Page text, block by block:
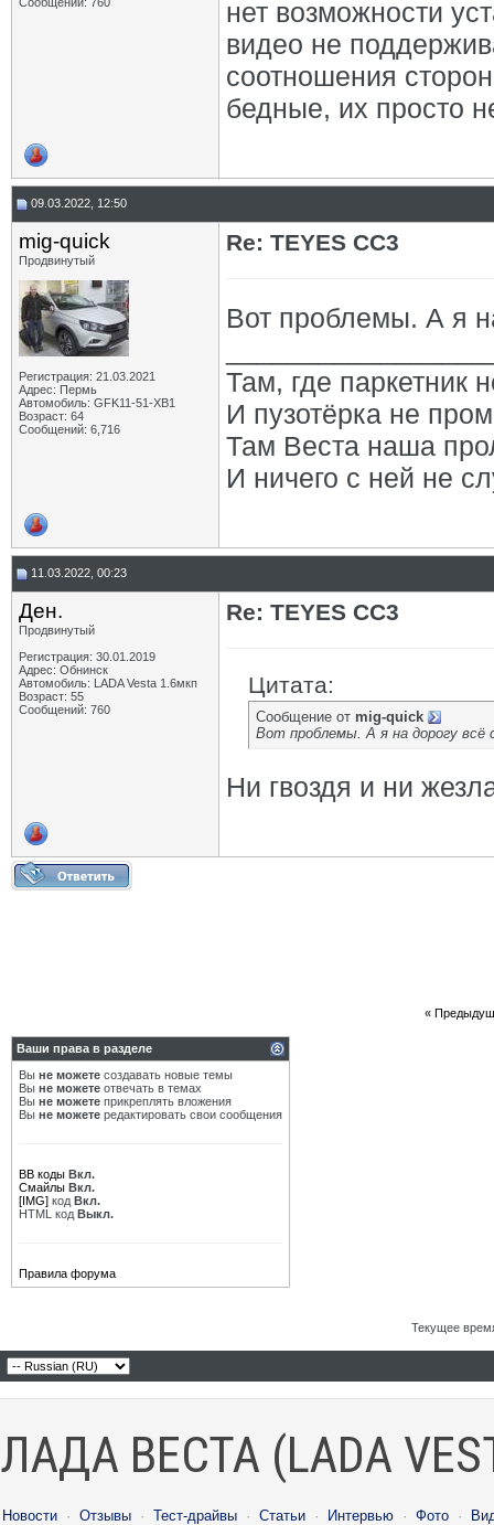
нет возможности
видео не
соотношения
бедные, их просто
09.03.2022, 12:50
mig-quick
Продвинутый
Регистрация: 21.03.2021
Адрес: Пермь
Автомобиль: GFK11-51-ХВ1
Возраст: 64
Сообщений: 6,716
Re: TEYES CC3
Вот проблемы. А я
Там, где паркетник
И пузотёрка не
Там Веста наша
И ничего с ней не
11.03.2022, 00:23
Ден.
Продвинутый
Регистрация: 30.01.2019
Адрес: Обнинск
Автомобиль: LADA Vesta 1.6мкп
Возраст: 55
Сообщений: 760
Re: TEYES CC3
Цитата:
Сообщение от mig-quick
Вот проблемы. А я на дорогу всё
Ни гвоздя и ни
«
Ваши права в разделе
Вы не можете создавать новые темы
Вы не можете отвечать в темах
Вы не можете прикреплять вложения
Вы не можете редактировать свои сообщения
BB коды Вкл.
Смайлы Вкл.
[IMG] код Вкл.
HTML код Выкл.
Правила форума
Текущее
ЛАДА ВЕСТА (LADA
Новости · Отзывы · Тест-драйвы · Статьи · Интервью · Фото ·